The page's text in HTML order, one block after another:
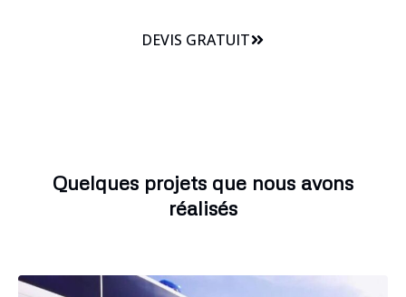
DEVIS GRATUIT
Quelques projets que nous avons
réalisés